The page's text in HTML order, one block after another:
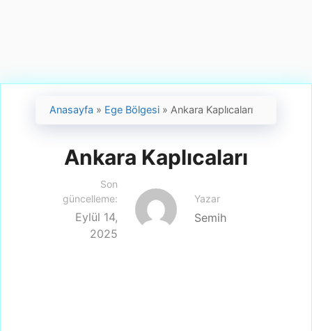
Anasayfa » Ege Bölgesi » Ankara Kaplıcaları
Ankara Kaplıcaları
Son
güncelleme:
Eylül 14,
2025
Yazar
Semih